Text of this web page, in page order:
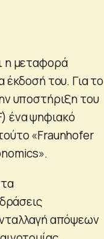
η μεταφορά
έκδοσή του. Για το
υποστήριξη του
ένα ψηφιακό
«Fraunhofer
απόψεων